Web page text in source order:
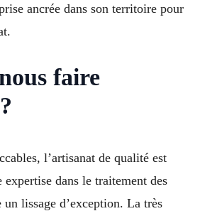
ancrée dans son territoire pour
faire
l’artisanat de qualité est
dans le traitement des
un lissage d’exception. La très